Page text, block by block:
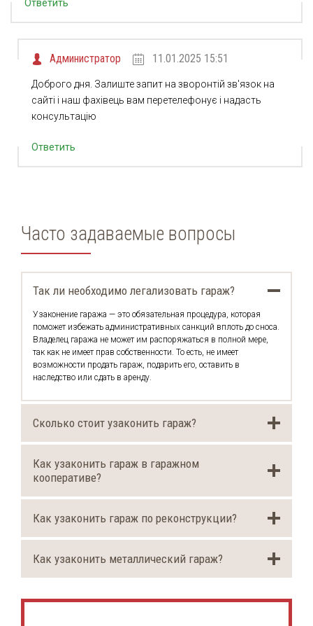
Ответить
Администратор 11.01.2025 15:51
Доброго дня. Залиште запит на зворонтій зв'язок на
сайті і наш фахівець вам перетелефонує і надасть
консультацію
Ответить
Часто задаваемые вопросы
Так ли необходимо легализовать гараж?
Узаконение гаража — это обязательная процедура, которая
поможет избежать административных санкций вплоть до сноса.
Владелец гаража не может им распоряжаться в полной мере,
так как не имеет прав собственности. То есть, не имеет
возможности продать гараж, подарить его, оставить в
наследство или сдать в аренду.
Сколько стоит узаконить гараж?
Как узаконить гараж в гаражном
кооперативе?
Как узаконить гараж по реконструкции?
Как узаконить металлический гараж?